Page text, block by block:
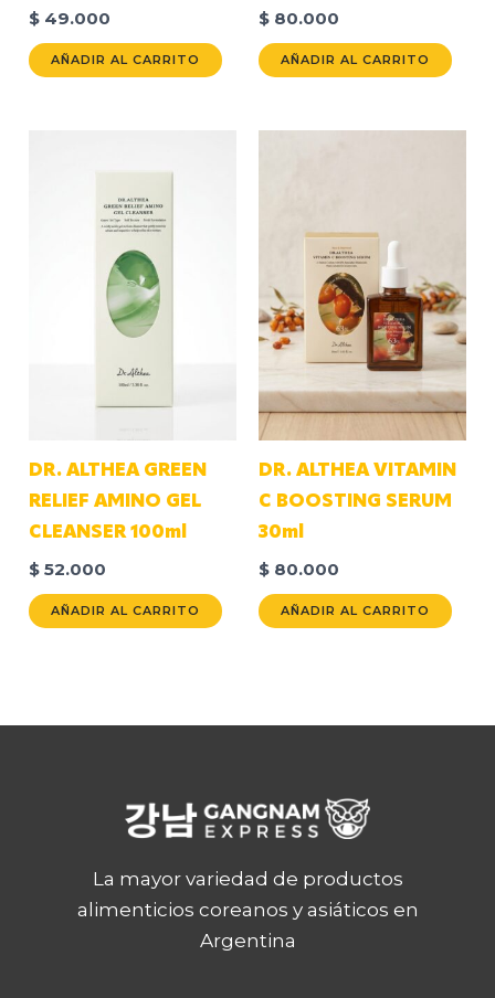
$ 49.000
AÑADIR AL CARRITO
$ 80.000
AÑADIR AL CARRITO
DR. ALTHEA GREEN
RELIEF AMINO GEL
CLEANSER 100ml
$ 52.000
AÑADIR AL CARRITO
DR. ALTHEA VITAMIN
C BOOSTING SERUM
30ml
$ 80.000
AÑADIR AL CARRITO
La mayor variedad de productos
alimenticios coreanos y asiáticos en
Argentina